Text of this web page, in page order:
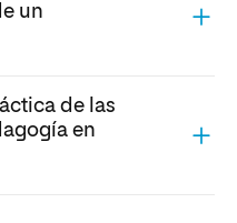
un
de las
en